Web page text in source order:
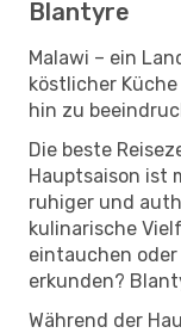
Blantyre
Malawi – ein
köstlicher
hin zu
Die beste
Hauptsaison ist
ruhiger und
kulinarische
eintauchen
erkunden?
Während der